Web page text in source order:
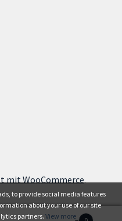
mit WooCommerce.
to provide social media features
about your use of our site
partners. View more